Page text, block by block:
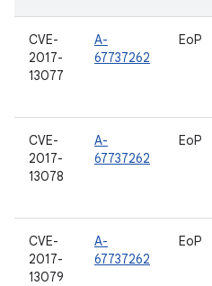
CVE-
2017-
13077
A-
67737262
EoP
CVE-
2017-
13078
A-
67737262
EoP
CVE-
2017-
13079
A-
67737262
EoP